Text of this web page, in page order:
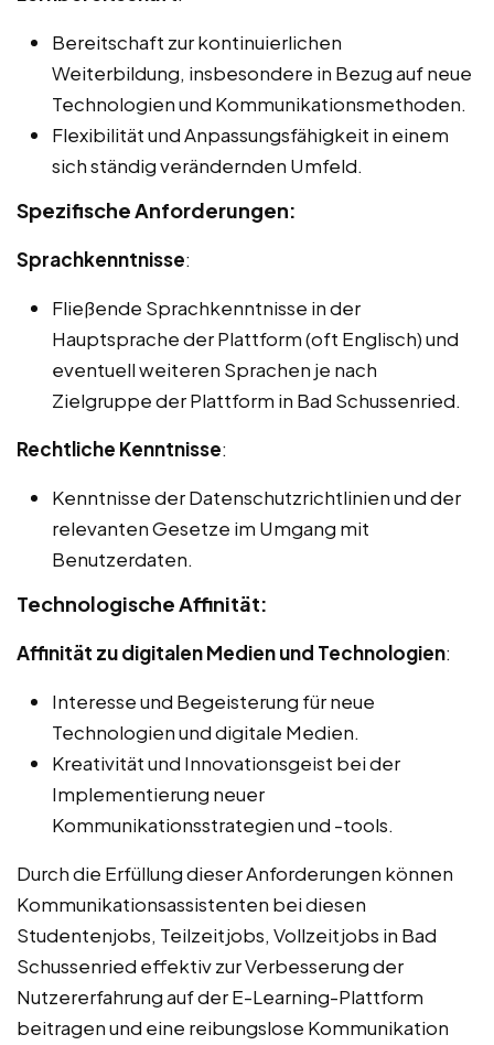
Bereitschaft zur kontinuierlichen
Weiterbildung, insbesondere in Bezug auf neue
Technologien und Kommunikationsmethoden.
Flexibilität und Anpassungsfähigkeit in einem
sich ständig verändernden Umfeld.
Spezifische Anforderungen:
Sprachkenntnisse:
Fließende Sprachkenntnisse in der
Hauptsprache der Plattform (oft Englisch) und
eventuell weiteren Sprachen je nach
Zielgruppe der Plattform in Bad Schussenried.
Rechtliche Kenntnisse:
Kenntnisse der Datenschutzrichtlinien und der
relevanten Gesetze im Umgang mit
Benutzerdaten.
Technologische Affinität:
Affinität zu digitalen Medien und Technologien:
Interesse und Begeisterung für neue
Technologien und digitale Medien.
Kreativität und Innovationsgeist bei der
Implementierung neuer
Kommunikationsstrategien und -tools.
Durch die Erfüllung dieser Anforderungen können
Kommunikationsassistenten bei diesen
Studentenjobs, Teilzeitjobs, Vollzeitjobs in Bad
Schussenried effektiv zur Verbesserung der
Nutzererfahrung auf der E-Learning-Plattform
beitragen und eine reibungslose Kommunikation